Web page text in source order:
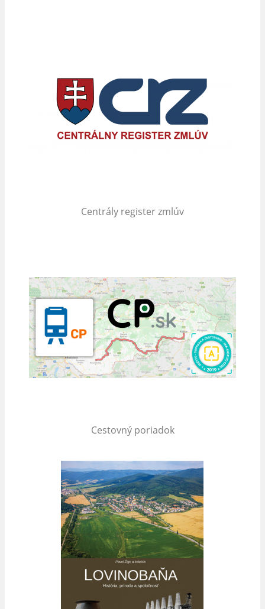
Centrály register zmlúv
Cestovný poriadok